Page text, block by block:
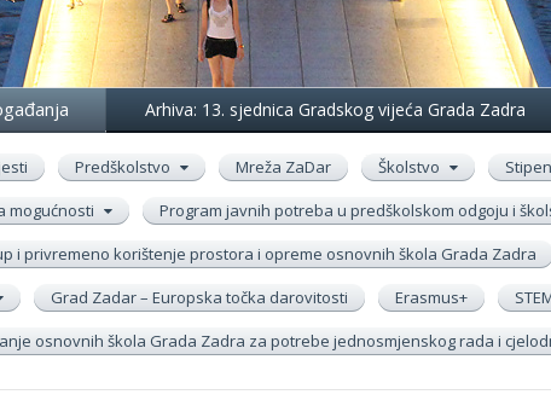
Arhiva: 13. sjednica Gradskog vijeća Grada Zadra
Predškolstvo Mreža ZaDar Školstvo
mogućnosti
Program javnih potreba u predškolskom odgoju i
i privremeno korištenje prostora i opreme osnovnih škola Grada Zadra
Grad Zadar – Europska točka darovitosti Erasmus+
osnovnih škola Grada Zadra za potrebe jednosmjenskog rada i